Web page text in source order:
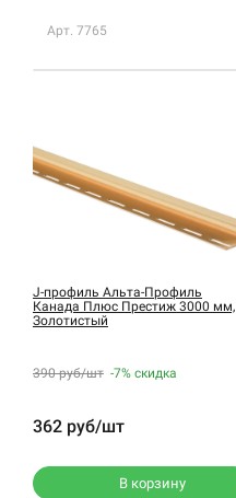
Арт. 7765
J-профиль Альта-Профиль
Канада Плюс Престиж 3000 мм,
Золотистый
390 руб/шт -7% скидка
362 руб/шт
В корзину